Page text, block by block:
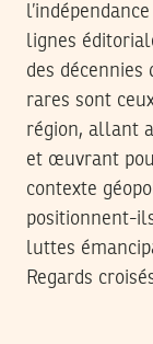
lignes
des décennies
rares sont
région, allant
et œuvrant
contexte
positionnent-
luttes
Regards